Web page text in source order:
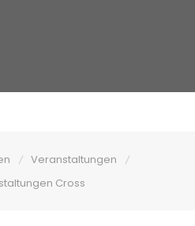
Veranstaltungen
Cross